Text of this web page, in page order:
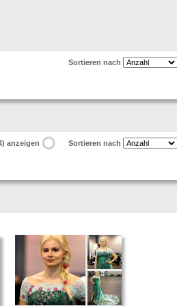
Sortieren nach
anzeigen Sortieren nach